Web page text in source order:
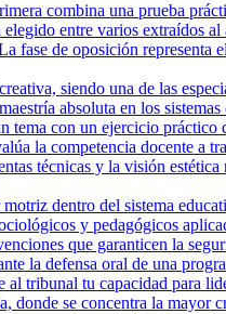
combina una prueba
entre varios extraídos al
fase de oposición representa
siendo una de las
absoluta en los
con un ejercicio
la competencia docente a
técnicas y la visión estética
dentro del sistema
y pedagógicos
que garanticen la
la defensa oral de una
tribunal tu capacidad para
donde se concentra la mayor